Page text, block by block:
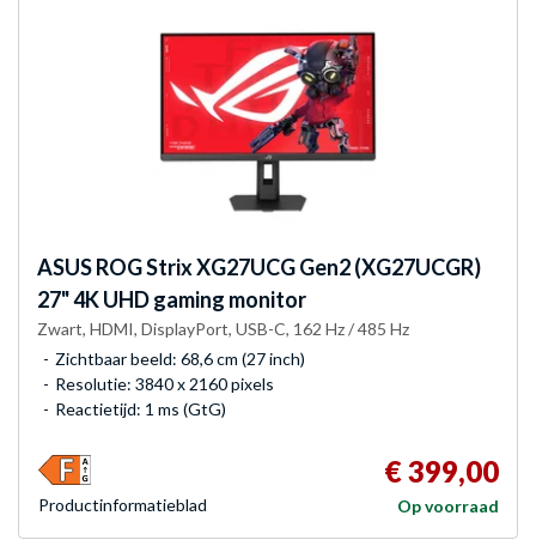
ASUSROG Strix XG27UCG Gen2 (XG27UCGR)
27" 4K UHD gaming monitor
Zwart, HDMI, DisplayPort, USB-C, 162 Hz / 485 Hz
Zichtbaar beeld: 68,6 cm (27 inch)
Resolutie: 3840 x 2160 pixels
Reactietijd: 1 ms (GtG)
€ 399,00
Op voorraad
Product­informatieblad